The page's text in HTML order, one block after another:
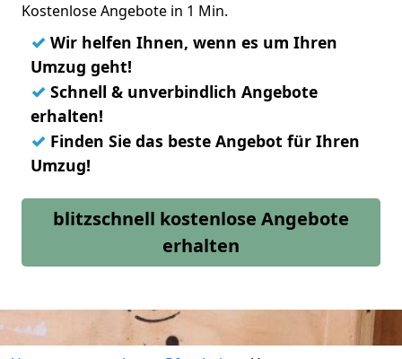
Kostenlose Angebote in 1 Min.
✓ Wir helfen Ihnen, wenn es um Ihren
Umzug geht!
✓ Schnell & unverbindlich Angebote
erhalten!
✓ Finden Sie das beste Angebot für Ihren
Umzug!
blitzschnell kostenlose Angebote
erhalten